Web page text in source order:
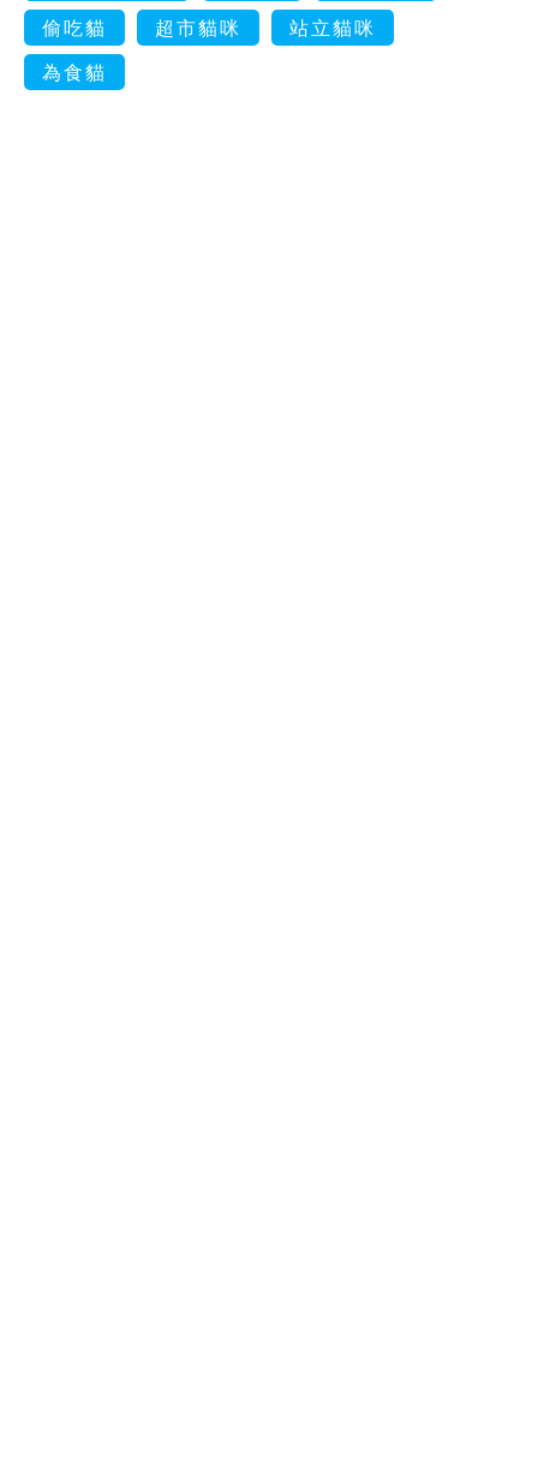
偷吃貓
超市貓咪
站立貓咪
為食貓